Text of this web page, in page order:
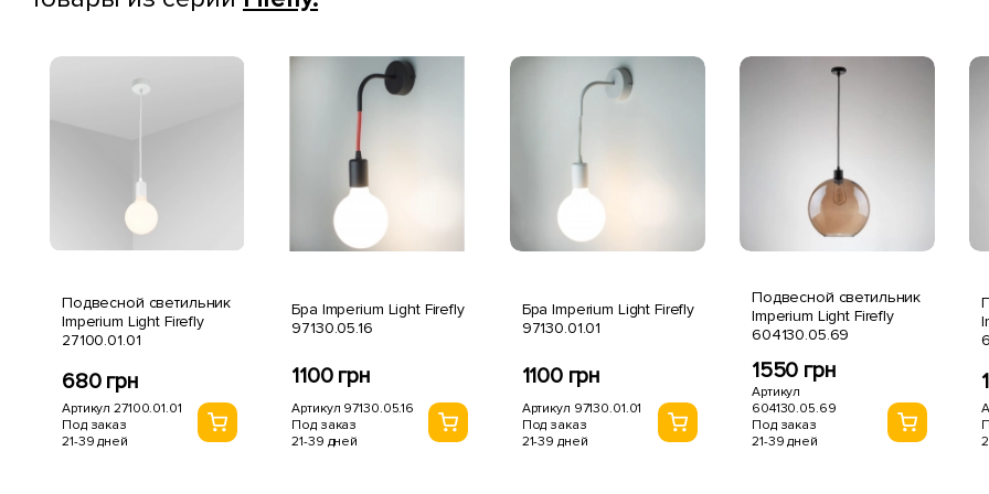
Подвесной светильник
Imperium Light Firefly
27100.01.01
680 грн
Артикул 27100.01.01
Под заказ
21-39 дней
Бра Imperium Light Firefly
97130.05.16
1100 грн
Артикул 97130.05.16
Под заказ
21-39 дней
Бра Imperium Light Firefly
97130.01.01
1100 грн
Артикул 97130.01.01
Под заказ
21-39 дней
Подвесной светильник
Imperium Light Firefly
604130.05.69
1550 грн
Артикул
604130.05.69
Под заказ
21-39 дней